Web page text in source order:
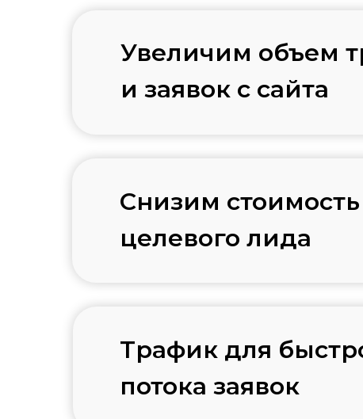
Увеличим объем
и заявок с сайта
Снизим стоимость
целевого лида
Трафик для
потока заявок